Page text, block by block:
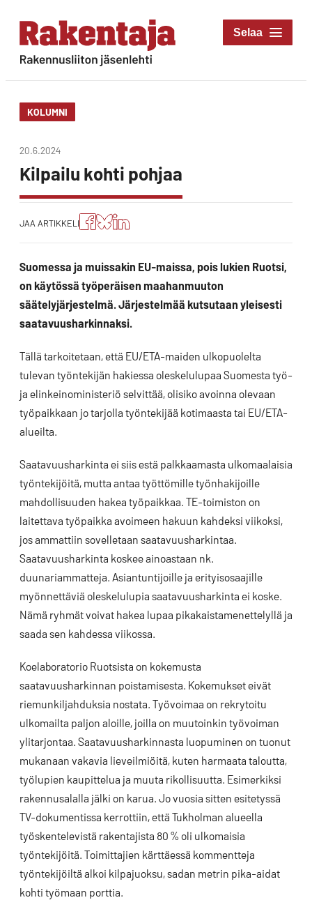
Siirry
suoraan
sisältöön
Rakentaja-lehti
KOLUMNI
20.6.2024
Kilpailu kohti pohjaa
JAA ARTIKKELI
Jaa
artikkeli
Facebookissa
Jaa
artikkeli
Blueskyssa
Jako:
Jaa
artikkeli
LinkedIn:ssä
Suomessa ja muissakin EU-maissa, pois lukien Ruotsi,
on käytössä työperäisen maahanmuuton
säätelyjärjestelmä. Järjestelmää kutsutaan yleisesti
saatavuusharkinnaksi.
Tällä tarkoitetaan, että EU/ETA-maiden ulkopuolelta
tulevan työntekijän hakiessa oleskelulupaa Suomesta työ-
ja elinkeinoministeriö selvittää, olisiko avoinna olevaan
työpaikkaan jo tarjolla työntekijää kotimaasta tai EU/ETA-
alueilta.
Saatavuusharkinta ei siis estä palkkaamasta ulkomaalaisia
työntekijöitä, mutta antaa työttömille työnhakijoille
mahdollisuuden hakea työpaikkaa. TE-toimiston on
laitettava työpaikka avoimeen hakuun kahdeksi viikoksi,
jos ammattiin sovelletaan saatavuusharkintaa.
Saatavuusharkinta koskee ainoastaan nk.
duunariammatteja. Asiantuntijoille ja erityisosaajille
myönnettäviä oleskelulupia saatavuusharkinta ei koske.
Nämä ryhmät voivat hakea lupaa pikakaistamenettelyllä ja
saada sen kahdessa viikossa.
Koelaboratorio Ruotsista on kokemusta
saatavuusharkinnan poistamisesta. Kokemukset eivät
riemunkiljahduksia nostata. Työvoimaa on rekrytoitu
ulkomailta paljon aloille, joilla on muutoinkin työvoiman
ylitarjontaa. Saatavuusharkinnasta luopuminen on tuonut
mukanaan vakavia lieveilmiöitä, kuten harmaata taloutta,
työlupien kaupittelua ja muuta rikollisuutta. Esimerkiksi
rakennusalalla jälki on karua. Jo vuosia sitten esitetyssä
TV-dokumentissa kerrottiin, että Tukholman alueella
työskentelevistä rakentajista 80 % oli ulkomaisia
työntekijöitä. Toimittajien kärttäessä kommentteja
työntekijöiltä alkoi kilpajuoksu, sadan metrin pika-aidat
kohti työmaan porttia.